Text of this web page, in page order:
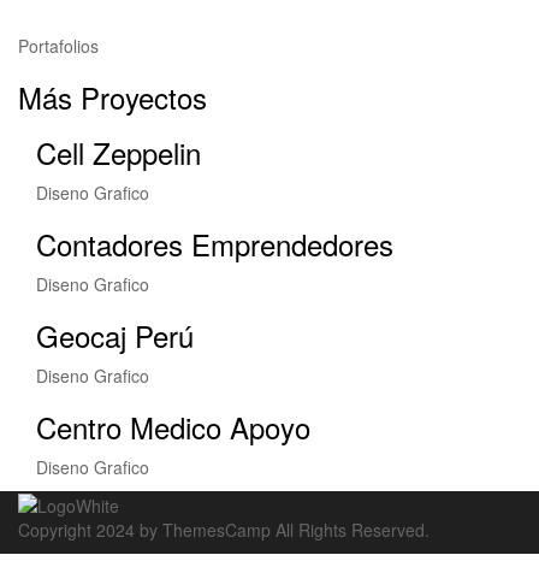
Portafolios
Más Proyectos
Cell Zeppelin
Diseno Grafico
Contadores Emprendedores
Diseno Grafico
Geocaj Perú
Diseno Grafico
Centro Medico Apoyo
Diseno Grafico
Copyright 2024 by ThemesCamp All Rights Reserved.